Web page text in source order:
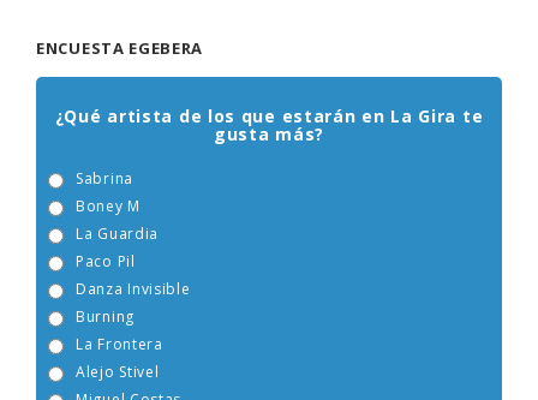
ENCUESTA EGEBERA
¿Qué artista de los que estarán en La Gira te
gusta más?
Boney M
Burning
Alejo Stivel